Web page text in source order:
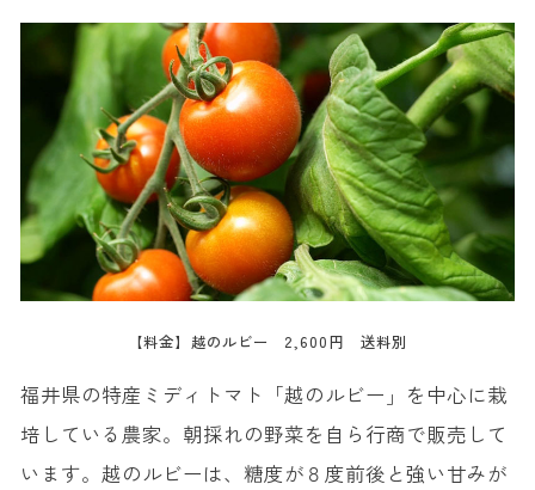
【料金】越のルビー 2,600円 送料別
福井県の特産ミディトマト「越のルビー」を中心に栽
培している農家。朝採れの野菜を自ら行商で販売して
います。越のルビーは、糖度が８度前後と強い甘みが